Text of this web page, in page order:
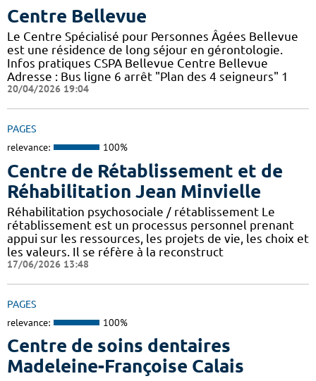
Centre Bellevue
Le Centre Spécialisé pour Personnes Âgées Bellevue
est une résidence de long séjour en gérontologie.
Infos pratiques CSPA Bellevue Centre Bellevue
Adresse : Bus ligne 6 arrêt "Plan des 4 seigneurs" 1
20/04/2026 19:04
PAGES
relevance: 100%
Centre de Rétablissement et de
Réhabilitation Jean Minvielle
Réhabilitation psychosociale / rétablissement Le
rétablissement est un processus personnel prenant
appui sur les ressources, les projets de vie, les choix et
les valeurs. Il se réfère à la reconstruct
17/06/2026 13:48
PAGES
relevance: 100%
Centre de soins dentaires
Madeleine-Françoise Calais